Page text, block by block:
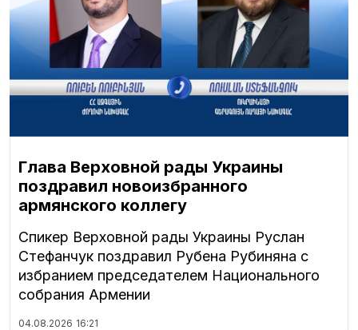
Глава Верховной рады Украины
поздравил новоизбранного
армянского коллегу
Спикер Верховной рады Украины Руслан
Стефанчук поздравил Рубена Рубиняна с
избранием председателем Национального
собрания Армении
04.08.2026 16:21